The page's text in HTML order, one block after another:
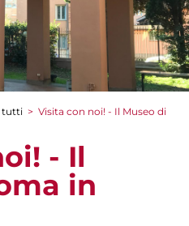
tutti > Visita con noi! - Il Museo di
- Il
in